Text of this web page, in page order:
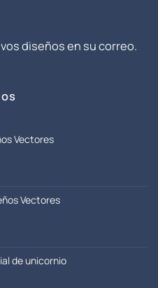
diseños en su correo.
Vectores
Vectores
de unicornio